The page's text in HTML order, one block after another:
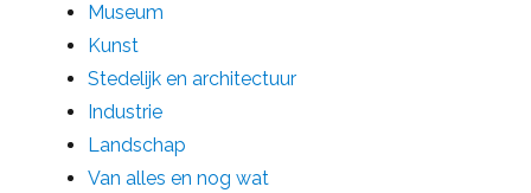
Museum
Kunst
Stedelijk en architectuur
Industrie
Landschap
Van alles en nog wat